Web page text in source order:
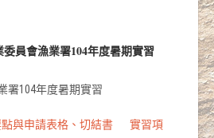
員會漁業署104年度暑期實習
署104年度暑期實習
與申請表格、切結書
實習項